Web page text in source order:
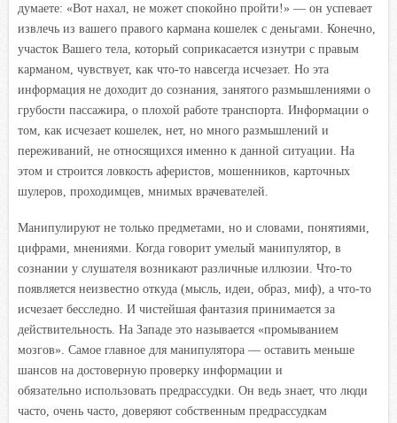
думаете: «Вот нахал, не может спокойно пройти!» — он успевает
извлечь из вашего правого кармана кошелек с деньгами. Конечно,
участок Вашего тела, который соприкасается изнутри с правым
карманом, чувствует, как что-то навсегда исчезает. Но эта
информация не доходит до сознания, занятого размышлениями о
грубости пассажира, о плохой работе транспорта. Информации о
том, как исчезает кошелек, нет, но много размышлений и
переживаний, не относящихся именно к данной ситуации. На
этом и строится ловкость аферистов, мошенников, карточных
шулеров, проходимцев, мнимых врачевателей.
Манипулируют не только предметами, но и словами, понятиями,
цифрами, мнениями. Когда говорит умелый манипулятор, в
сознании у слушателя возникают различные иллюзии. Что-то
появляется неизвестно откуда (мысль, идеи, образ, миф), а что-то
исчезает бесследно. И чистейшая фантазия принимается за
действительность. На Западе это называется «промыванием
мозгов». Самое главное для манипулятора — оставить меньше
шансов на достоверную проверку информации и
обязательно использовать предрассудки. Он ведь знает, что люди
часто, очень часто, доверяют собственным предрассудкам